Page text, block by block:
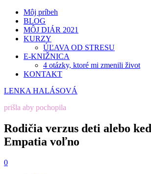
Môj príbeh
BLOG
MÔJ DIÁR 2021
KURZY
ÚĽAVA OD STRESU
E-KNIŽNICA
4 otázky, ktoré mi zmenili život
KONTAKT
LENKA HALÁSOVÁ
prišla aby pochopila
Rodičia verzus deti alebo
Empatia voľno
0